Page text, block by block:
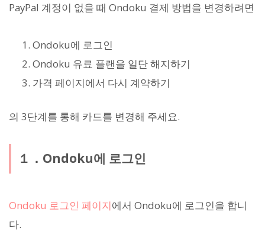
PayPal 계정이 없을 때 Ondoku 결제 방법을 변경하려면
Ondoku에 로그인
Ondoku 유료 플랜을 일단 해지하기
가격 페이지에서 다시 계약하기
의 3단계를 통해 카드를 변경해 주세요.
１．Ondoku에 로그인
Ondoku 로그인 페이지에서 Ondoku에 로그인을 합니
다.